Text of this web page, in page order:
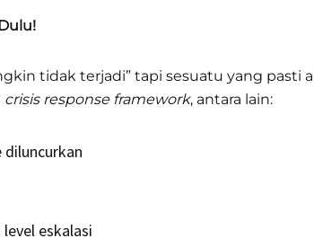
tidak terjadi” tapi sesuatu yang pasti
crisis response framework, antara lain:
diluncurkan
eskalasi